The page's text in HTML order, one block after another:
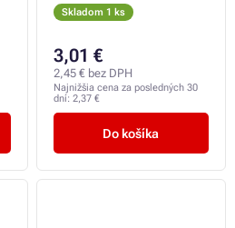
Skladom 1 ks
3,01 €
2,45 € bez DPH
Najnižšia cena za posledných 30
dní: 2,37 €
Do košíka